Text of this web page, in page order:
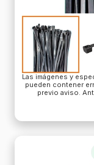
Las imágenes y
pueden contener
previo aviso.